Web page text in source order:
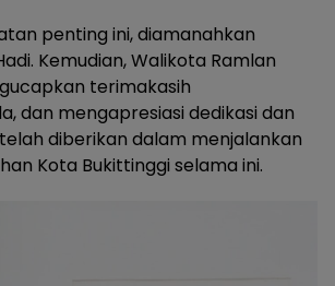
penting ini, diamanahkan
Kemudian, Walikota Ramlan
terimakasih
dan mengapresiasi dedikasi dan
diberikan dalam menjalankan
Kota Bukittinggi selama ini.